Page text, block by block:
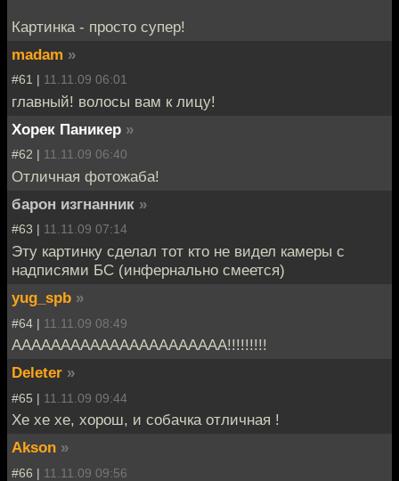
Картинка - просто супер!
madam »
#61 | 11.11.09 06:01
главный! волосы вам к лицу!
Хорек Паникер »
#62 | 11.11.09 06:40
Отличная фотожаба!
барон изгнанник »
#63 | 11.11.09 07:14
Эту картинку сделал тот кто не видел камеры с
надписями БC (инфернально смеется)
yug_spb »
#64 | 11.11.09 08:49
АААААААААААААААААААААА!!!!!!!!!
Deleter »
#65 | 11.11.09 09:44
Хе хе хе, хорош, и собачка отличная !
Akson »
#66 | 11.11.09 09:56